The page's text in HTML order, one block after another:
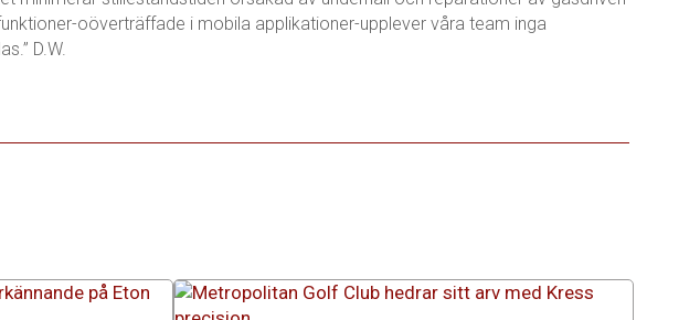
oöverträffade i mobila applikationer-upplever våra team inga
D.W.